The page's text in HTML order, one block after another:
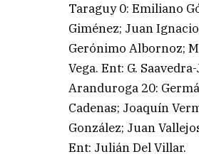
Taraguy 0: Emiliano
Giménez; Juan
Gerónimo Albornoz;
Vega. Ent: G.
Aranduroga 20:
Cadenas; Joaquín
González; Juan
Ent: Julián Del Villar.